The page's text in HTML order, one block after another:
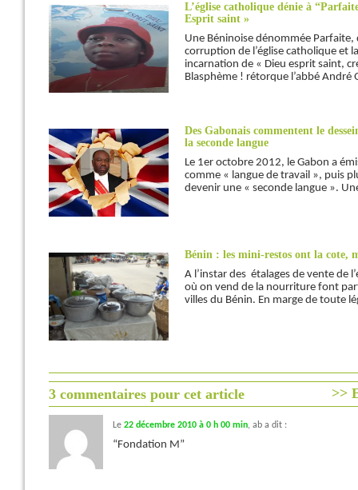
L’église catholique dénie à
Esprit saint »
Une Béninoise dénommée
corruption de l’église catholique et
incarnation de « Dieu esprit saint,
Blasphème ! rétorque l’abbé André
Des Gabonais commentent le
la seconde langue
Le 1er octobre 2012, le Gabon a
comme « langue de travail », puis
devenir une « seconde langue ».
Bénin : les mini-restos ont la cote,
A l’instar des étalages de vente de
où on vend de la nourriture font
villes du Bénin. En marge de toute
>>
3 commentaires pour cet article
Le 22 décembre 2010 à 0 h 00 min, ab a dit :
“Fondation M”